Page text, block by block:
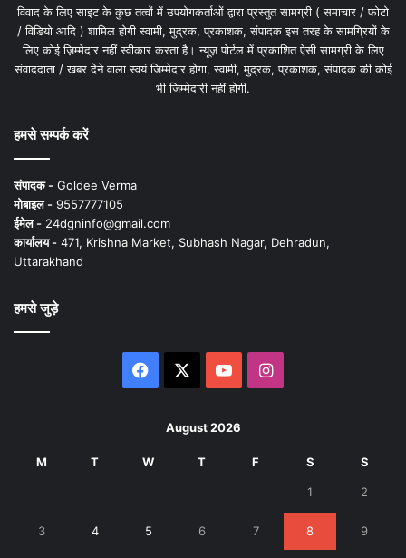
विवाद के लिए साइट के कुछ तत्वों में उपयोगकर्ताओं द्वारा प्रस्तुत सामग्री ( समाचार / फोटो
/ विडियो आदि ) शामिल होगी स्वामी, मुद्रक, प्रकाशक, संपादक इस तरह के सामग्रियों के
लिए कोई ज़िम्मेदार नहीं स्वीकार करता है। न्यूज़ पोर्टल में प्रकाशित ऐसी सामग्री के लिए
संवाददाता / खबर देने वाला स्वयं जिम्मेदार होगा, स्वामी, मुद्रक, प्रकाशक, संपादक की कोई
भी जिम्मेदारी नहीं होगी.
हमसे सम्पर्क करें
संपादक - Goldee Verma
मोबाइल - 9557777105
ईमेल - 24dgninfo@gmail.com
कार्यालय - 471, Krishna Market, Subhash Nagar, Dehradun,
Uttarakhand
हमसे जुड़े
Facebook YouTubeInstagram
August 2026
M T W T F S S
1 2
3 4 5 6 7 8 9